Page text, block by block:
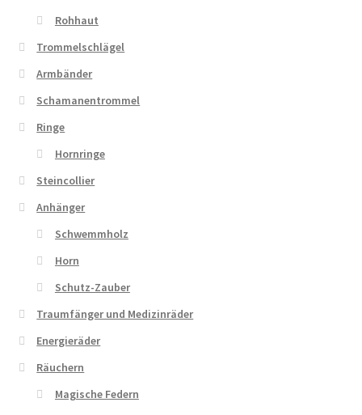
Rohhaut
Trommelschlägel
Armbänder
Schamanentrommel
Ringe
Hornringe
Steincollier
Anhänger
Schwemmholz
Horn
Schutz-Zauber
Traumfänger und Medizinräder
Energieräder
Räuchern
Magische Federn